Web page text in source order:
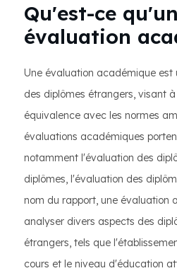
Qu'est-ce
évaluation
Une évaluation académique
des diplômes étrangers, visant
équivalence avec les normes
évaluations académiques
notamment l'évaluation des
diplômes, l'évaluation des
nom du rapport, une évaluation
analyser divers aspects des
étrangers, tels que
cours et le niveau d'éducation